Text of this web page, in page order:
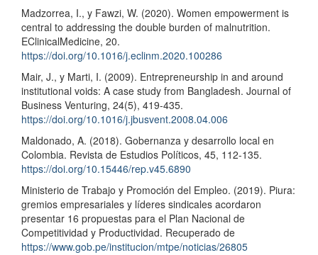
Madzorrea, I., y Fawzi, W. (2020). Women empowerment is
central to addressing the double burden of malnutrition.
EClinicalMedicine, 20.
https://doi.org/10.1016/j.eclinm.2020.100286
Mair, J., y Marti, I. (2009). Entrepreneurship in and around
institutional voids: A case study from Bangladesh. Journal of
Business Venturing, 24(5), 419-435.
https://doi.org/10.1016/j.jbusvent.2008.04.006
Maldonado, A. (2018). Gobernanza y desarrollo local en
Colombia. Revista de Estudios Políticos, 45, 112-135.
https://doi.org/10.15446/rep.v45.6890
Ministerio de Trabajo y Promoción del Empleo. (2019). Piura:
gremios empresariales y líderes sindicales acordaron
presentar 16 propuestas para el Plan Nacional de
Competitividad y Productividad. Recuperado de
https://www.gob.pe/institucion/mtpe/noticias/26805